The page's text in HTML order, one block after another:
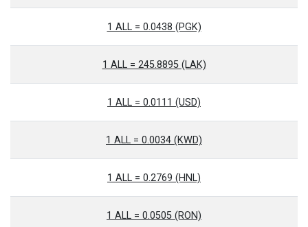
1 ALL = 0.0438 (PGK)
1 ALL = 245.8895 (LAK)
1 ALL = 0.0111 (USD)
1 ALL = 0.0034 (KWD)
1 ALL = 0.2769 (HNL)
1 ALL = 0.0505 (RON)